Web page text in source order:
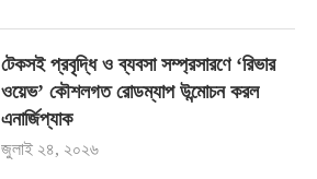
টেকসই প্রবৃদ্ধি ও ব্যবসা সম্প্রসারণে ‘রিভার
ওয়েভ’ কৌশলগত রোডম্যাপ উন্মোচন করল
এনার্জিপ্যাক
জুলাই ২৪, ২০২৬